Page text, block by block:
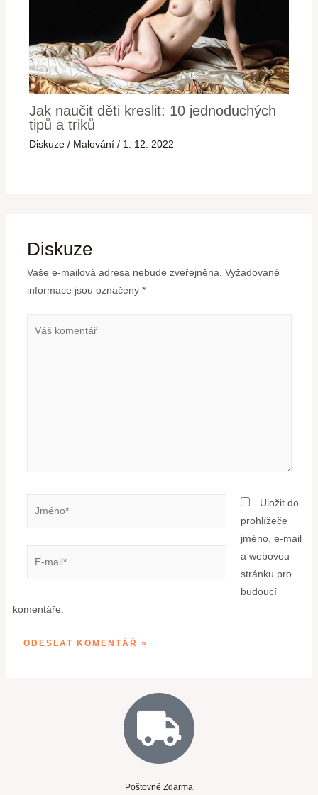
Jak naučit děti kreslit: 10 jednoduchých
tipů a triků
Diskuze / Malování / 1. 12. 2022
Diskuze
Vaše e-mailová adresa nebude zveřejněna. Vyžadované
informace jsou označeny *
Uložit do
prohlížeče
jméno, e-mail
a webovou
stránku pro
budoucí
komentáře.
Poštovné Zdarma